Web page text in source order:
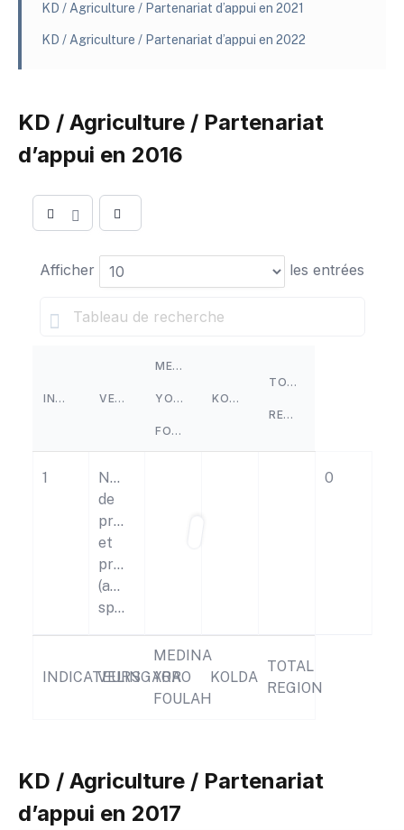
KD / Agriculture / Partenariat d’appui en 2021
KD / Agriculture / Partenariat d’appui en 2022
KD / Agriculture / Partenariat
d’appui en 2016
Afficher les entrées
INDICATEURS VELINGARA
MEDINA
YORO
FOULAH
KOLDA
TOTAL
REGION
1
Nombre
de
projets
et
programmes
(autres
spéculations)
0
INDICATEURSVELINGARA
MEDINA
YORO
FOULAH
KOLDA
TOTAL
REGION
KD / Agriculture / Partenariat
d’appui en 2017